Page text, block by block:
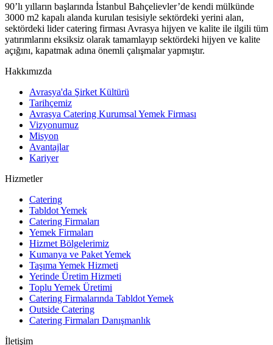
90’lı yılların başlarında İstanbul Bahçelievler’de kendi mülkünde
3000 m2 kapalı alanda kurulan tesisiyle sektördeki yerini alan,
sektördeki lider catering firması Avrasya hijyen ve kalite ile ilgili tüm
yatırımlarını eksiksiz olarak tamamlayıp sektördeki hijyen ve kalite
açığını, kapatmak adına önemli çalışmalar yapmıştır.
Hakkımızda
Avrasya'da Şirket Kültürü
Tarihçemiz
Avrasya Catering Kurumsal Yemek Firması
Vizyonumuz
Misyon
Avantajlar
Kariyer
Hizmetler
Catering
Tabldot Yemek
Catering Firmaları
Yemek Firmaları
Hizmet Bölgelerimiz
Kumanya ve Paket Yemek
Taşıma Yemek Hizmeti
Yerinde Üretim Hizmeti
Toplu Yemek Üretimi
Catering Firmalarında Tabldot Yemek
Outside Catering
Catering Firmaları Danışmanlık
İletişim